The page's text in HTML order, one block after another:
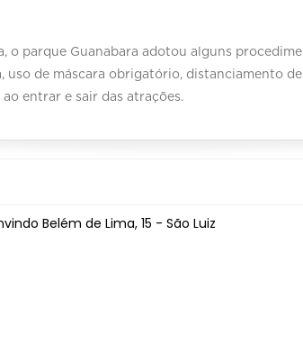
o parque Guanabara adotou alguns
uso de máscara obrigatório, distanciamento de
entrar e sair das atrações.
Belém de Lima, 15 - São Luiz